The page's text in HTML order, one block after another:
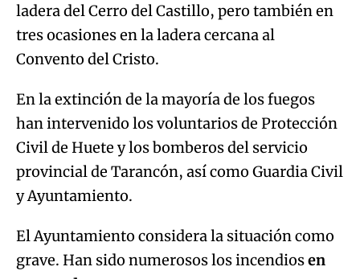
ladera del Cerro del Castillo, pero también en
tres ocasiones en la ladera cercana al
Convento del Cristo.
En la extinción de la mayoría de los fuegos
han intervenido los voluntarios de Protección
Civil de Huete y los bomberos del servicio
provincial de Tarancón, así como Guardia Civil
y Ayuntamiento.
El Ayuntamiento considera la situación como
grave. Han sido numerosos los incendiosen